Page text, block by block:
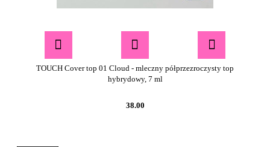
TOUCH Cover top 01 Cloud - mleczny półprzezroczysty top
hybrydowy, 7 ml
38.00